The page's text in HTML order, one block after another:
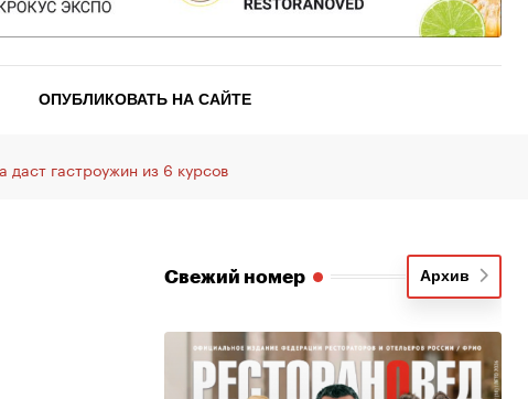
ОПУБЛИКОВАТЬ НА САЙТЕ
гастроужин из 6 курсов
Свежий номер Архив